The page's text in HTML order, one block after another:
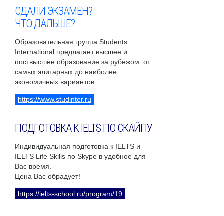
СДАЛИ ЭКЗАМЕН?
ЧТО ДАЛЬШЕ?
Образовательная группа Students
International предлагает высшее и
поствысшее образование за рубежом: от
самых элитарных до наиболее
экономичных вариантов
https://www.studinter.ru
ПОДГОТОВКА К IELTS ПО СКАЙПУ
Индивидуальная подготовка к IELTS и
IELTS Life Skills по Skype в удобное для
Вас время.
Цена Вас обрадует!
https://ielts-school.ru/program/19